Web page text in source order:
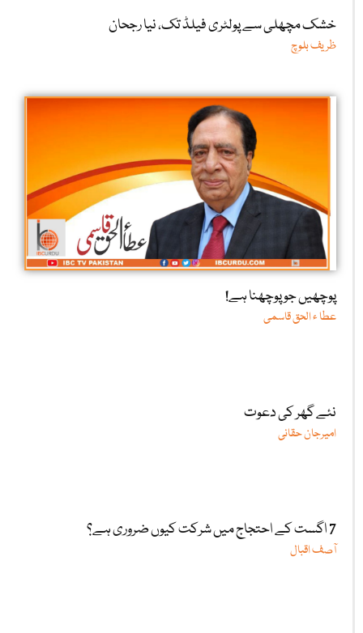
خشک مچھلی سے پولٹری فیلڈ تک، نیا رجحان
ظریف بلوچ
پوچھیں جو پوچھنا ہے!
عطا ء الحق قاسمی
نئے گھر کی دعوت
امیرجان حقانی
7 اگست کے احتجاج میں شرکت کیوں ضروری ہے؟
آصف اقبال